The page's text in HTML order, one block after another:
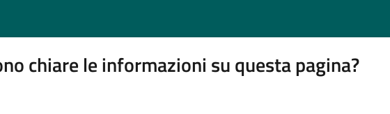
chiare le informazioni su questa pagina?